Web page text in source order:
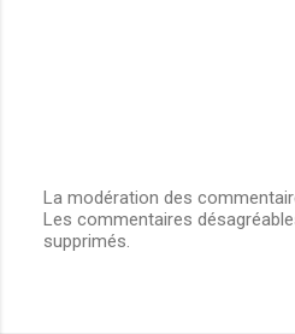
E
n
La modération des
Les commentaires
supprimés.